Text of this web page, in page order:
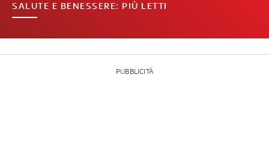
SALUTE E BENESSERE: PIÙ LETTI
PUBBLICITÀ